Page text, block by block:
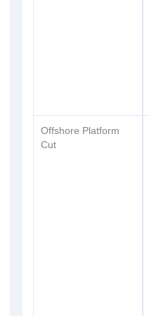
Offshore Platform
Cut